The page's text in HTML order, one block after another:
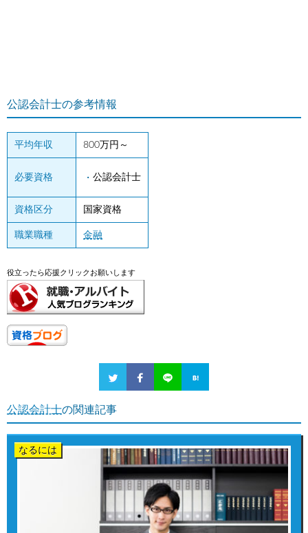
公認会計士の参考情報
平均年収 800万円～
必要資格 公認会計士
資格区分 国家資格
職業職種 金融
役立ったら応援クリックお願いします
公認会計士の関連記事
なるには